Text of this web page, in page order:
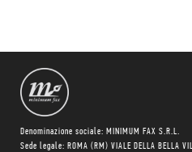
Denominazione sociale: MINIMUM FAX S.R.L.
Sede legale: ROMA (RM) VIALE DELLA BELLA